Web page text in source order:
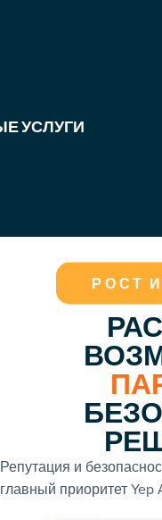
УСЛУГИ
РОСТ
Репутация и
главный приоритет Yep